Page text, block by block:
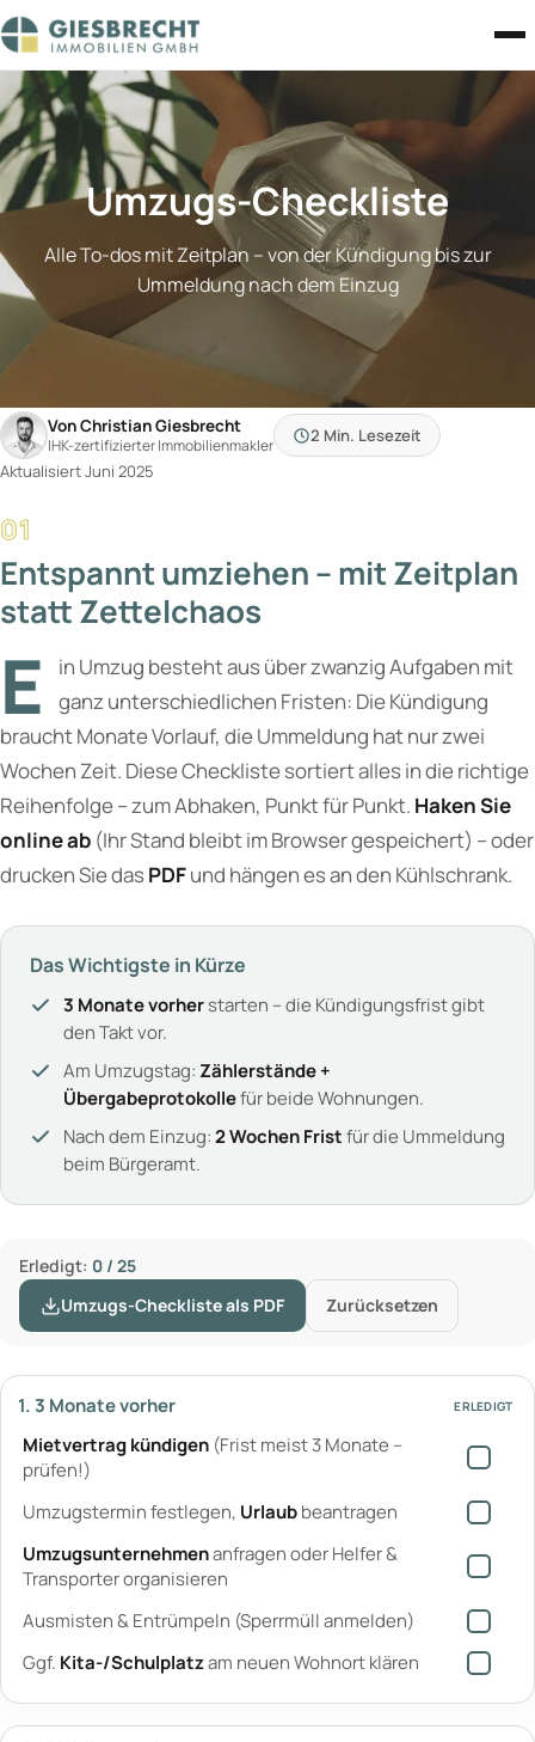
Zum Inhalt springen
Umzugs-Checkliste
Alle To-dos mit Zeitplan – von der Kündigung bis zur
Ummeldung nach dem Einzug
Von Christian Giesbrecht
IHK-zertifizierter Immobilienmakler 2 Min. Lesezeit
Aktualisiert Juni 2025
Entspannt umziehen – mit Zeitplan
statt Zettelchaos
E
in Umzug besteht aus über zwanzig Aufgaben mit
ganz unterschiedlichen Fristen: Die Kündigung
braucht Monate Vorlauf, die Ummeldung hat nur zwei
Wochen Zeit. Diese Checkliste sortiert alles in die richtige
Reihenfolge – zum Abhaken, Punkt für Punkt. Haken Sie
online ab (Ihr Stand bleibt im Browser gespeichert) – oder
drucken Sie dasPDFund hängen es an den Kühlschrank.
Das Wichtigste in Kürze
3 Monate vorherstarten – die Kündigungsfrist gibt
den Takt vor.
Am Umzugstag:Zählerstände +
Übergabeprotokollefür beide Wohnungen.
Nach dem Einzug:2 Wochen Fristfür die Ummeldung
beim Bürgeramt.
Erledigt: 0 / 25
Umzugs-Checkliste als PDF
Zurücksetzen
1. 3 Monate vorher ERLEDIGT
Mietvertrag kündigen (Frist meist 3 Monate –
prüfen!)
Umzugstermin festlegen, Urlaubbeantragen
Umzugsunternehmenanfragen oder Helfer &
Transporter organisieren
Ausmisten & Entrümpeln (Sperrmüll anmelden)
Ggf. Kita-/Schulplatzam neuen Wohnort klären